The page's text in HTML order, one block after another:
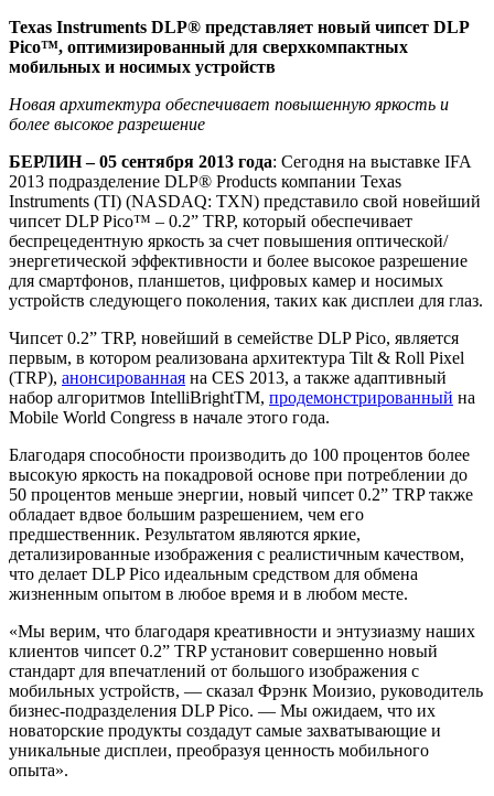
Texas Instruments DLP® представляет новый чипсет DLP
Pico™, оптимизированный для сверхкомпактных
мобильных и носимых устройств
Новая архитектура обеспечивает повышенную яркость и
более высокое разрешение
БЕРЛИН – 05 сентября 2013 года: Сегодня на выставке IFA
2013 подразделение DLP® Products компании Texas
Instruments (TI) (NASDAQ: TXN) представило свой новейший
чипсет DLP Pico™ – 0.2” TRP, который обеспечивает
беспрецедентную яркость за счет повышения оптической/
энергетической эффективности и более высокое разрешение
для смартфонов, планшетов, цифровых камер и носимых
устройств следующего поколения, таких как дисплеи для глаз.
Чипсет 0.2” TRP, новейший в семействе DLP Pico, является
первым, в котором реализована архитектура Tilt & Roll Pixel
(TRP), анонсированная на CES 2013, а также адаптивный
набор алгоритмов IntelliBrightTM, продемонстрированный на
Mobile World Congress в начале этого года.
Благодаря способности производить до 100 процентов более
высокую яркость на покадровой основе при потреблении до
50 процентов меньше энергии, новый чипсет 0.2” TRP также
обладает вдвое большим разрешением, чем его
предшественник. Результатом являются яркие,
детализированные изображения с реалистичным качеством,
что делает DLP Pico идеальным средством для обмена
жизненным опытом в любое время и в любом месте.
«Мы верим, что благодаря креативности и энтузиазму наших
клиентов чипсет 0.2” TRP установит совершенно новый
стандарт для впечатлений от большого изображения с
мобильных устройств, — сказал Фрэнк Моизио, руководитель
бизнес-подразделения DLP Pico. — Мы ожидаем, что их
новаторские продукты создадут самые захватывающие и
уникальные дисплеи, преобразуя ценность мобильного
опыта».